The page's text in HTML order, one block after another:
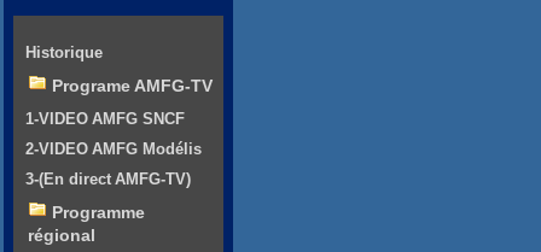
Historique
Programe AMFG-TV
1-VIDEO AMFG SNCF
2-VIDEO AMFG Modélis
3-(En direct AMFG-TV)
Programme
régional